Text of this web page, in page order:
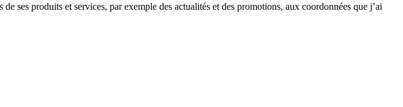
ses produits et services, par exemple des actualités et des promotions, aux coordonnées que j’ai